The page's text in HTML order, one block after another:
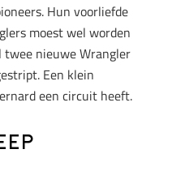
Hun voorliefde
moest wel worden
twee nieuwe Wrangler
Een klein
een circuit heeft.